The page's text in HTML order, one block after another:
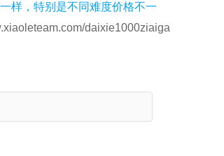
样，特别是不同难度价格不一
daixie1000ziaiga